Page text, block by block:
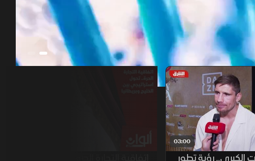
00:12/53:15
03:00